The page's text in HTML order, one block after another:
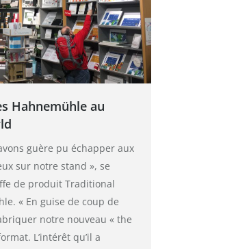
Hahnemühle au
guère pu échapper aux
sur notre stand », se
de produit Traditional
« En guise de coup de
notre nouveau « the
L’intérêt qu’il a